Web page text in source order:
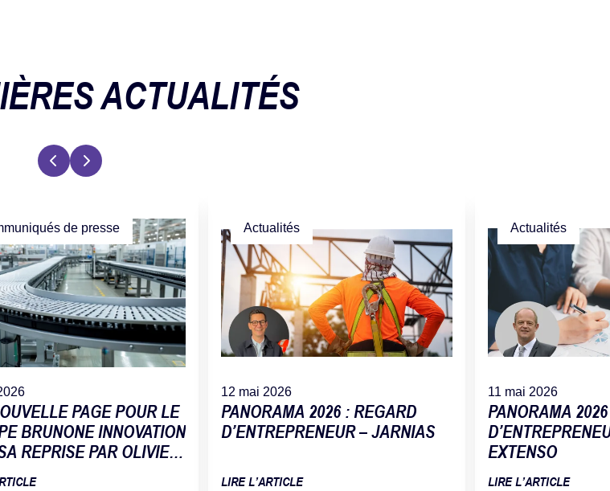
ACTUALITÉS
de presse
PAGE POUR LE
BRUNONE INNOVATION
REPRISE PAR OLIVIER
Actualités
12 mai 2026
PANORAMA 2026 : REGARD
D’ENTREPRENEUR – JARNIAS
LIRE L’ARTICLE
Actualités
11 mai 2026
PANORAMA
EXTENSO
LIRE L’ARTICLE